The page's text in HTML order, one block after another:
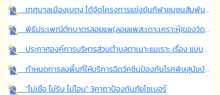
เทศบาลเมืองเบตง ได้จัดโครงการแข่งขันกีฬาชุมชนสัมพันธ์ ครั้งที่ 17 ประจำปี พ.ศ.2569
พิธีประเพณีตักบาตรลอยแพ(ลอยแพสะเดาะเคราะห์)ของวัดมาลาประชาสรรค์ หมู่ที่3 ตำบลตาเนาะแมเราะ อำเภอเบตง จังหวัดยะลา
ประกาศองค์การบริหารส่วนตำบลตาเนาะแมเราะ เรื่อง แบบบัญชีรายการที่ดินและสิ่งปลูกสร้าง (ภ.ด.ส.๓) ในเขตตำบลตาเนาะแมเราะ ประจำปีงบประมาณ ๒๕๖๙
กำหนดการลงพื้นที่ให้บริการฉีดวัคซีนป้องกันโรคพิษสุนัขบ้า ประจำปีงบประมาณ 2569
"ไม่เชื่อ ไม่รีบ ไม่โอน" 3คาถาป้องกันภัยไซเบอร์